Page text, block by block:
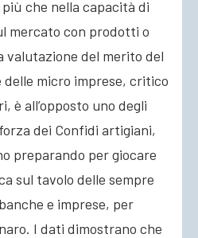
che nella capacità di
mercato con prodotti o
del merito del
micro imprese, critico
è all’opposto uno degli
dei Confidi artigiani,
preparando per giocare
sul tavolo delle sempre
e imprese, per
I dati dimostrano che